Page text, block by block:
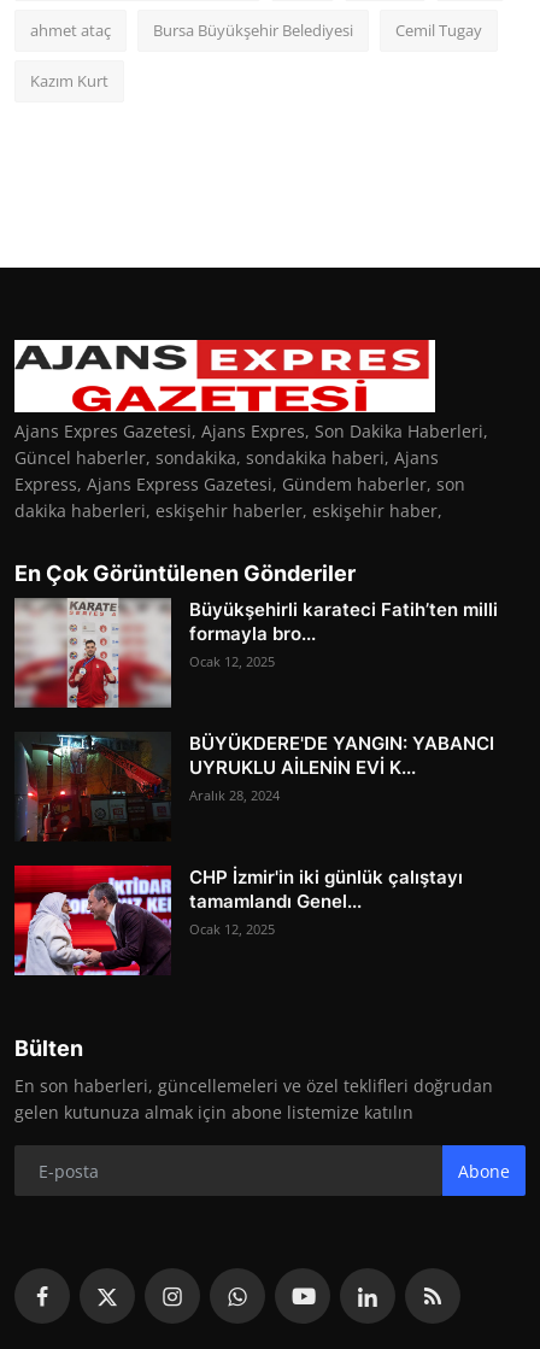
ahmet ataç Bursa Büyükşehir Belediyesi Cemil Tugay
Kazım Kurt
Ajans Expres Gazetesi, Ajans Expres, Son Dakika Haberleri,
Güncel haberler, sondakika, sondakika haberi, Ajans
Express, Ajans Express Gazetesi, Gündem haberler, son
dakika haberleri, eskişehir haberler, eskişehir haber,
En Çok Görüntülenen Gönderiler
Büyükşehirli karateci Fatih’ten milli
formayla bro...
Ocak 12, 2025
BÜYÜKDERE'DE YANGIN: YABANCI
UYRUKLU AİLENİN EVİ K...
Aralık 28, 2024
CHP İzmir'in iki günlük çalıştayı
tamamlandı Genel...
Ocak 12, 2025
Bülten
En son haberleri, güncellemeleri ve özel teklifleri doğrudan
gelen kutunuza almak için abone listemize katılın
Abone